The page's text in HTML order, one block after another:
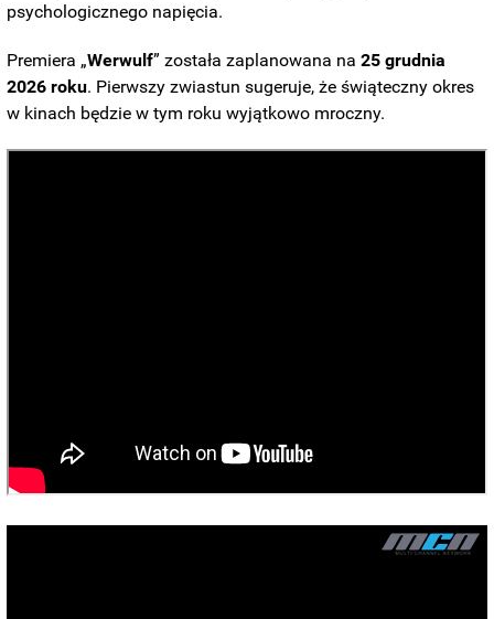
psychologicznego napięcia.
Premiera „Werwulf” została zaplanowana na25 grudnia
2026 roku. Pierwszy zwiastun sugeruje, że świąteczny okres
w kinach będzie w tym roku wyjątkowo mroczny.